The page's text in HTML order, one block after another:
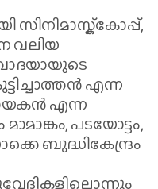
സിനിമാസ്ക്കോപ്പ്,
വലിയ
എന്ന
എന്ന
പടയോട്ടം,
ബുദ്ധികേന്ദ്രം